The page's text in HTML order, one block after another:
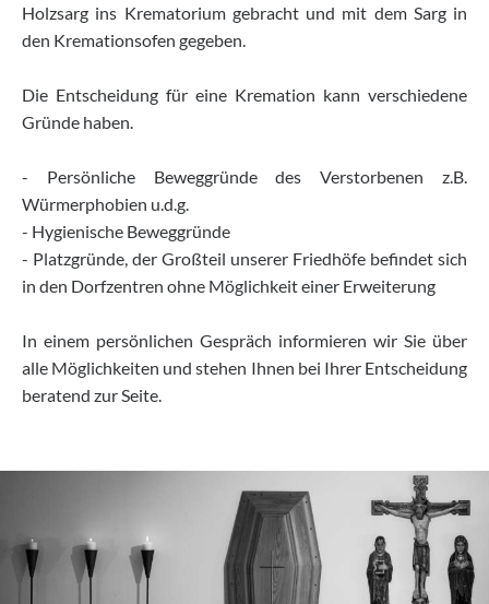
Holzsarg ins Krematorium gebracht und mit dem Sarg in
den Kremationsofen gegeben.
Die Entscheidung für eine Kremation kann verschiedene
Gründe haben.
- Persönliche Beweggründe des Verstorbenen z.B.
Würmerphobien u.d.g.
- Hygienische Beweggründe
- Platzgründe, der Großteil unserer Friedhöfe befindet sich
in den Dorfzentren ohne Möglichkeit einer Erweiterung
In einem persönlichen Gespräch informieren wir Sie über
alle Möglichkeiten und stehen Ihnen bei Ihrer Entscheidung
beratend zur Seite.